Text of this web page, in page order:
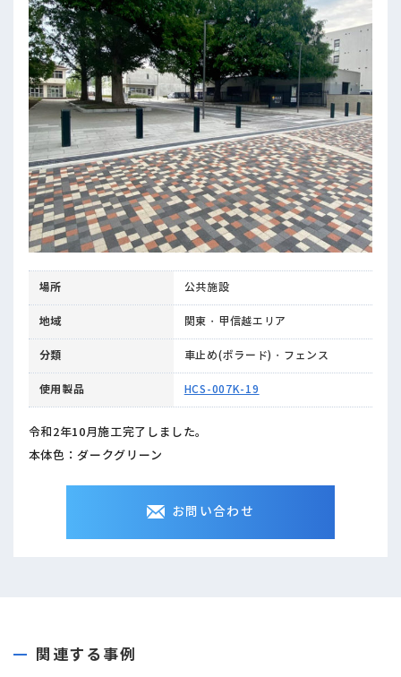
場所 公共施設
地域 関東・甲信越エリア
分類 車止め(ボラード)・フェンス
使用製品 HCS-007K-19
令和2年10月施工完了しました。
本体色：ダークグリーン
お問い合わせ
関連する事例